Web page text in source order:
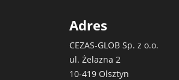
Adres
CEZAS-GLOB Sp. z o.o.
ul. Żelazna 2
10-419 Olsztyn